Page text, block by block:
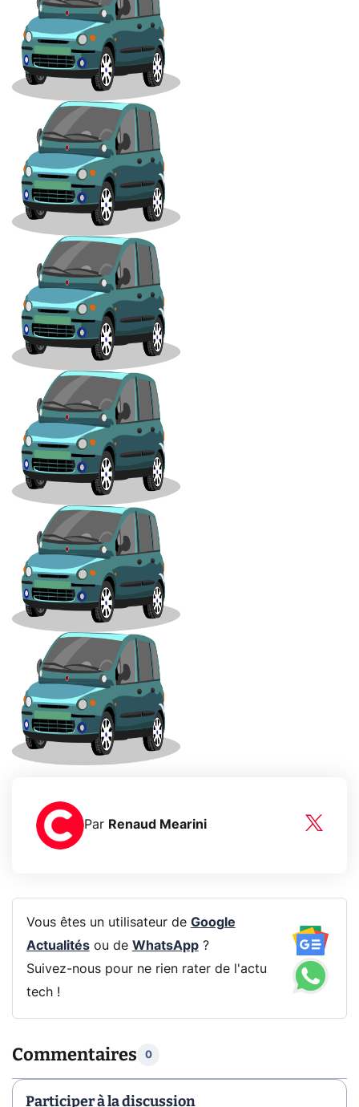
Par Renaud Mearini
Vous êtes un utilisateur de Google
Actualitésou de WhatsApp?
Suivez-nous pour ne rien rater de l'actu
tech !
Commentaires 0
Participer à la discussion